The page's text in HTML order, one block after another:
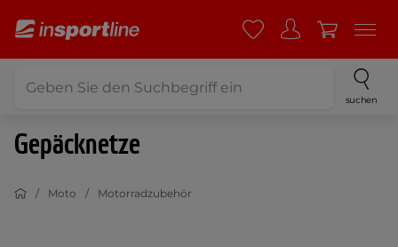
suchen
Gepäcknetze
Moto Motorradzubehör